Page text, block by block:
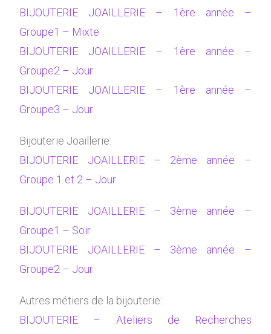
BIJOUTERIE JOAILLERIE – 1ère année –
Groupe1 – Mixte
BIJOUTERIE JOAILLERIE – 1ère année –
Groupe2 – Jour
BIJOUTERIE JOAILLERIE – 1ère année –
Groupe3 – Jour
Bijouterie Joaillerie:
BIJOUTERIE JOAILLERIE – 2ème année –
Groupe 1 et 2 – Jour
BIJOUTERIE JOAILLERIE – 3ème année –
Groupe1 – Soir
BIJOUTERIE JOAILLERIE – 3ème année –
Groupe2 – Jour
Autres métiers de la bijouterie:
BIJOUTERIE – Ateliers de Recherches